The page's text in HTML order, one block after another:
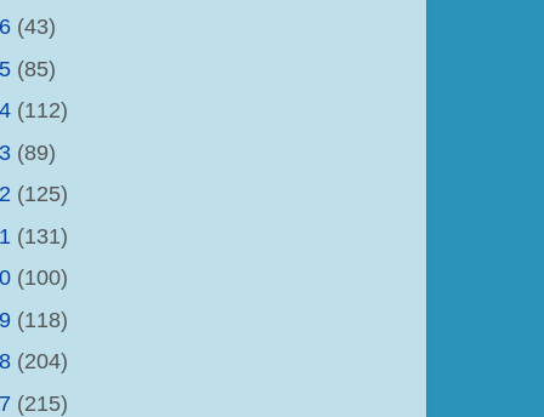
(43)
(85)
(112)
(89)
(125)
(131)
(100)
(118)
(204)
(215)